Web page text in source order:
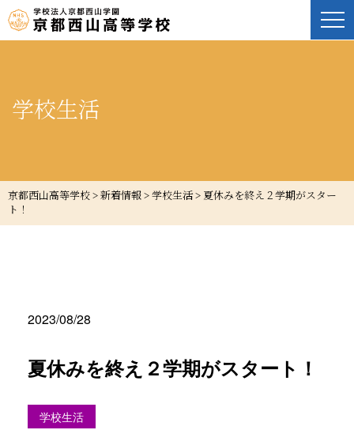
学校生活
京都西山高等学校 > 新着情報 > 学校生活> 夏休みを終え２学期がスター
ト！
2023/08/28
夏休みを終え２学期がスタート！
学校生活